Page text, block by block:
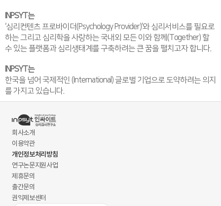
INPSYT는
‘심리컨텐츠 프로바이더(Psychology Provider)’와 심리서비스를 필요로
하는 그리고 심리학을 사랑하는 국내외 모든 이와 함께(Together) 할
수 있는 플랫폼과 심리생태계를 구축하려는 큰 꿈을 펼치고자 합니다.
INPSYT는
한국을 넘어 국제적인 (International) 글로벌 기업으로 도약하려는 의지
를 가지고 있습니다.
회사소개
이용약관
개인정보처리방침
연구논문지원사업
제휴문의
출간문의
권익제보센터